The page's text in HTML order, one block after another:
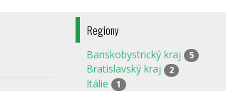
Regiony
Banskobystrický kraj 5
Bratislavský kraj 2
Itálie 1